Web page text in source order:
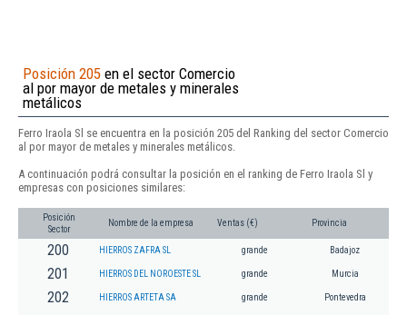
Posición 205 en el sector Comercio
al por mayor de metales y minerales
metálicos
Ferro Iraola Sl se encuentra en la posición 205 del Ranking del sector Comercio
al por mayor de metales y minerales metálicos.
A continuación podrá consultar la posición en el ranking de Ferro Iraola Sl y
empresas con posiciones similares:
Posición
Sector
Nombre de la empresa Ventas (€) Provincia
200 HIERROS ZAFRA SL grande Badajoz
201 HIERROS DEL NOROESTE SL grande Murcia
202 HIERROS ARTETA SA grande Pontevedra